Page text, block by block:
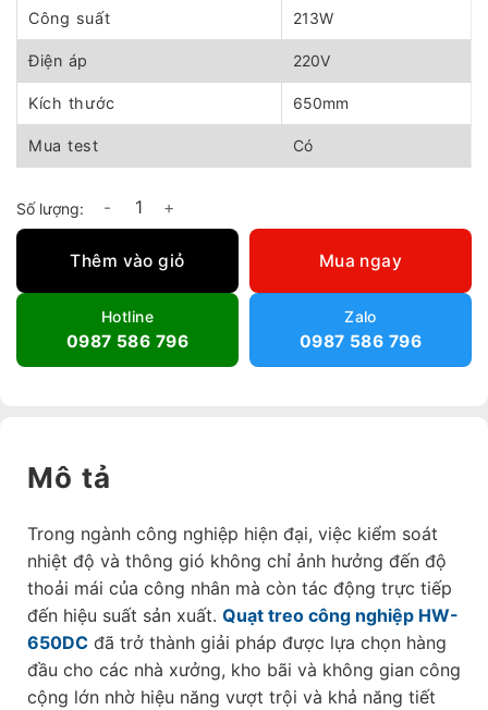
Công suất 213W
Điện áp 220V
Kích thước 650mm
Mua test Có
Quạt treo công nghiệp HW-650DC số lượng
Thêm vào giỏ Mua ngay
Hotline
0987 586 796
Zalo
0987 586 796
Mô tả
Trong ngành công nghiệp hiện đại, việc kiểm soát
nhiệt độ và thông gió không chỉ ảnh hưởng đến độ
thoải mái của công nhân mà còn tác động trực tiếp
đến hiệu suất sản xuất. Quạt treo công nghiệp HW-
650DC đã trở thành giải pháp được lựa chọn hàng
đầu cho các nhà xưởng, kho bãi và không gian công
cộng lớn nhờ hiệu năng vượt trội và khả năng tiết